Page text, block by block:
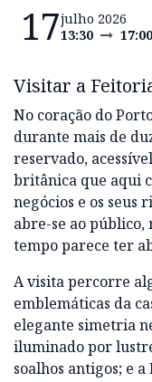
17julho 2026
13:30
17:00
Visitar a
No coração do
durante mais de
reservado,
britânica que aqui
negócios e os seus
abre-se ao
tempo parece ter
A visita percorre
emblemáticas da
elegante simetria
iluminado por
soalhos antigos; e